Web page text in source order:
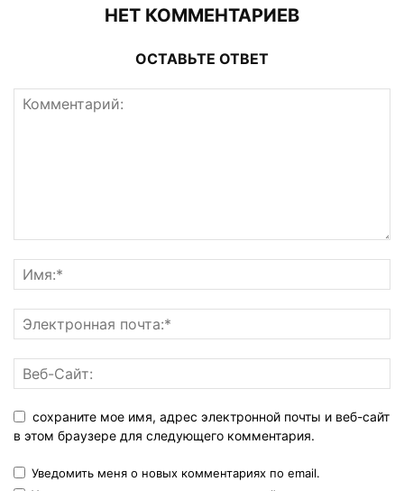
НЕТ КОММЕНТАРИЕВ
ОСТАВЬТЕ ОТВЕТ
сохраните мое имя, адрес электронной почты и веб-сайт
в этом браузере для следующего комментария.
Уведомить меня о новых комментариях по email.